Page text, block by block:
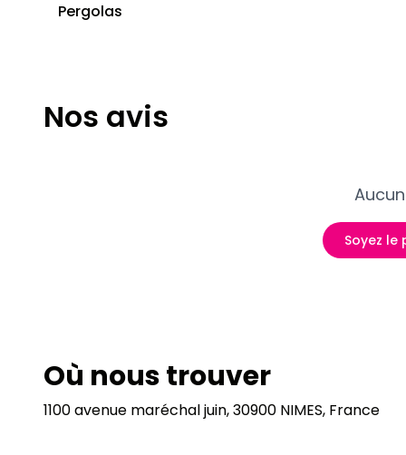
Pergolas
Nos avis
Soyez le
Où nous trouver
1100 avenue maréchal juin, 30900 NIMES, France